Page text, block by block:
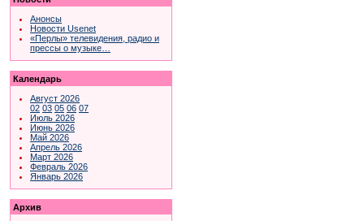
Анонсы
Новости Usenet
«Перлы» телевидения, радио и
прессы о музыке…
Календарь
Август 2026
02 03 05 06 07
Июль 2026
Июнь 2026
Май 2026
Апрель 2026
Март 2026
Февраль 2026
Январь 2026
Архив